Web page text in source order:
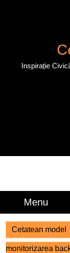
Inspirație
Menu
Cetatean model
monitorizarea